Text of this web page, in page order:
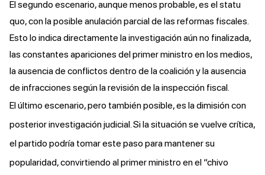
El segundo escenario, aunque menos probable, es el statu
quo, con la posible anulación parcial de las reformas fiscales.
Esto lo indica directamente la investigación aún no finalizada,
las constantes apariciones del primer ministro en los medios,
la ausencia de conflictos dentro de la coalición y la ausencia
de infracciones según la revisión de la inspección fiscal.
El último escenario, pero también posible, es la dimisión con
posterior investigación judicial. Si la situación se vuelve crítica,
el partido podría tomar este paso para mantener su
popularidad, convirtiendo al primer ministro en el “chivo